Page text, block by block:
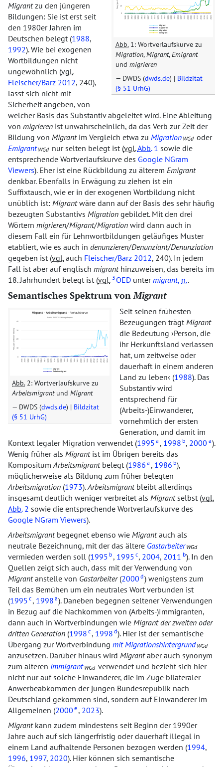
Abb.1: Wortverlaufskurve zu
Migration,Migrant,Emigrant
und migrieren
DWDS (dwds.de) | Bildzitat
(§ 51 UrhG)
Migrantzu den jüngeren
Bildungen: Sie ist erst seit
den 1980er Jahren im
Deutschen belegt (1988,
1992). Wie bei exogenen
Wortbildungen nicht
ungewöhnlich (vgl.
Fleischer/Barz 2012, 240),
lässt sich nicht mit
Sicherheit angeben, von
welcher Basis das Substantiv abgeleitet wird. Eine Ableitung
von migrieren ist unwahrscheinlich, da das Verb zur Zeit der
Bildung von Migrantim Vergleich etwa zu Migration WGd oder
Emigrant WGd nur selten belegt ist (vgl.Abb.1 sowie die
entsprechende Wortverlaufskurve des Google NGram
Viewers). Eher ist eine Rückbildung zu älterem Emigrant
denkbar. Ebenfalls in Erwägung zu ziehen ist ein
Suffixtausch, wie er in der exogenen Wortbildung nicht
unüblich ist: Migrantwäre dann auf der Basis des sehr häufig
bezeugten Substantivs Migration gebildet. Mit den drei
Wörtern migrieren/Migrant/Migration wird dann auch in
diesem Fall ein für Lehnwortbildungen geläufiges Muster
etabliert, wie es auch in denunzieren/Denunziant/Denunziation
gegeben ist (vgl.auch Fleischer/Barz 2012, 240). In jedem
Fall ist aber auf englisch migranthinzuweisen, das bereits im
18. Jahrhundert belegt ist (vgl. 3OED untermigrant, n..
Semantisches Spektrum vonMigrant
Abb.2: Wortverlaufskurve zu
Arbeitsmigrantund Migrant
DWDS (dwds.de) | Bildzitat
(§ 51 UrhG)
Seit seinen frühesten
Bezeugungen trägtMigrant
die Bedeutung Person, die
ihr Herkunftsland verlassen
hat, um zeitweise oder
dauerhaft in einem anderen
Land zu leben (1988). Das
Substantiv wird
entsprechend für
(Arbeits-)Einwanderer,
vornehmlich der ersten
Generation, und damit im
Kontext legaler Migration verwendet (1995 a , 1998 b, 2000 a).
Wenig früher als Migrantist im Übrigen bereits das
KompositumArbeitsmigrantbelegt (1986 a , 1986 b),
möglicherweise als Bildung zum früher belegten
Arbeitsmigration (1973).Arbeitsmigrantbleibt allerdings
insgesamt deutlich weniger verbreitet als Migrantselbst (vgl.
Abb.2 sowie die entsprechende Wortverlaufskurve des
Google NGram Viewers).
Arbeitsmigrantbegegnet ebenso wie Migrantauch als
neutrale Bezeichnung, mit der das ältere Gastarbeiter WGd
vermieden werden soll (1995 b , 1995 c, 2004, 2011 b). In den
Quellen zeigt sich auch, dass mit der Verwendung von
Migrantanstelle von Gastarbeiter(2000 d) wenigstens zum
Teil das Bemühen um ein neutrales Wort verbunden ist
(1995 c , 1998 a). Daneben begegnen seltener Verwendungen
in Bezug auf die Nachkommen von (Arbeits-)Immigranten,
dann auch in Wortverbindungen wie Migrant der zweiten oder
dritten Generation (1998 c , 1998 d). Hier ist der semantische
Übergang zur Wortverbindung mit Migrationshintergrund WGd
anzusetzen. Darüber hinaus wird Migrantaber auch synonym
zum älteren Immigrant WGd verwendet und bezieht sich hier
nicht nur auf solche Einwanderer, die im Zuge bilateraler
Anwerbeabkommen der jungen Bundesrepublik nach
Deutschland gekommen sind, sondern auf Einwanderer im
Allgemeinen (2000 e , 2023).
Migrantkann zudem mindestens seit Beginn der 1990er
Jahre auch auf sich längerfristig oder dauerhaft illegal in
einem Land aufhaltende Personen bezogen werden (1994,
1996, 1997, 2020). Hier können sich semantische